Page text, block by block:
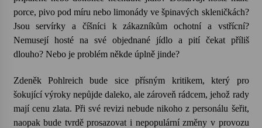
17. 7. 2026
Ozvěny prázdnin
14. 7. 2026
Za kulturou kousek za Humpolec. V Želivě ožije
odkaz Josefa Čapka
13. 7. 2026
porce, pivo pod míru nebo limonády ve špinavých skleničkách?
Jsou servírky a číšníci k zákazníkům ochotní a vstřícní?
Nemusejí hosté na své objednané jídlo a pití čekat příliš
dlouho? Nebo je problém někde úplně jinde?
Zdeněk Pohlreich bude sice přísným kritikem, který pro
šokující výroky nepůjde daleko, ale zároveň rádcem, jehož rady
mají cenu zlata. Při své revizi nebude nikoho z personálu šeřit,
naopak bude tvrdě prosazovat i nepopulární změny v provozu